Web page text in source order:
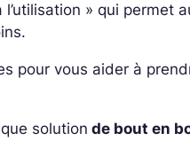
» qui permet
pour vous aider à
solution de bout en